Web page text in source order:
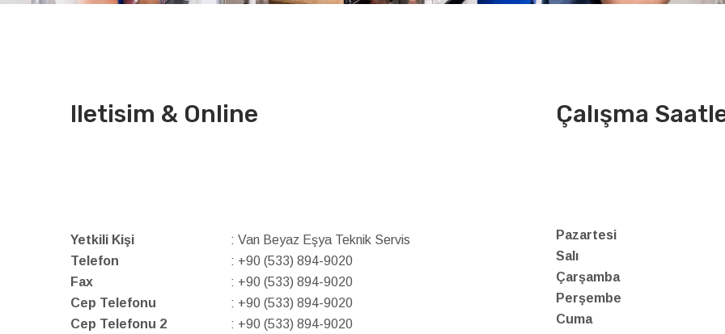
Iletisim & Online
Yetkili Kişi
: Van Beyaz Eşya Teknik Servis
Telefon
: +90 (533) 894-9020
Fax
: +90 (533) 894-9020
Cep Telefonu
: +90 (533) 894-9020
Cep Telefonu 2
: +90 (533) 894-9020
Çalışma
Pazartesi
Salı
Çarşamba
Perşembe
Cuma